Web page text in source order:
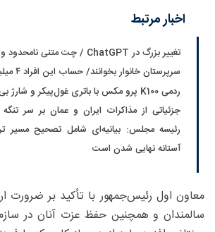
اخبار مرتبط
تغییر بزرگ در ChatGPT / چت متنی نامحدود و رایگان
سرپرستان خانوار بخوانند/ حساب این افراد ۴ میلیون تومان شارژ شد
ردمی K100 پرو مکس با باتری غول‌پیکر و شارژ بی‌سیم روانه بازار می‌شود
جزئیاتی از مذاکرات ایران و عمان بر سر
رئیسه مجلس: بیانیه‌ای شامل تصحیح مسیر
آستانه نهایی شدن است
معاون اول رئیس‌جمهور با تأکید بر ضرورت
سالمندان و همچنین حفظ عزت آنان در